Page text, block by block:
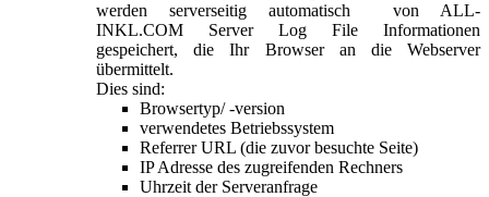
werden serverseitig automatisch von ALL-
INKL.COM Server Log File Informationen
gespeichert, die Ihr Browser an die Webserver
übermittelt.
Dies sind:
Browsertyp/ -version
verwendetes Betriebssystem
Referrer URL (die zuvor besuchte Seite)
IP Adresse des zugreifenden Rechners
Uhrzeit der Serveranfrage